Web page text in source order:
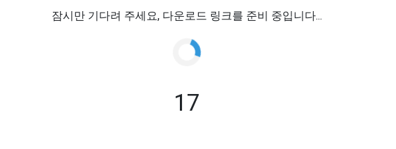
잠시만 기다려 주세요, 다운로드 링크를 준비 중입니다...
17